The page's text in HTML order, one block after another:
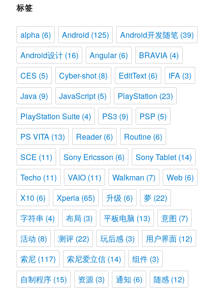
标签
alpha (6) Android (125) Android开发随笔 (39)
Android设计 (16) Angular(6) BRAVIA (4)
CES (5) Cyber-shot (8) EditText (6) IFA (3)
Java (9) JavaScript (5) PlayStation (23)
PlayStation Suite (4) PS3 (9) PSP (5)
PS VITA (13) Reader(6) Routine (6)
SCE (11) Sony Ericsson (6) Sony Tablet (14)
Techo (11) VAIO (11) Walkman (7) Web (6)
X10 (6) Xperia (65) 升级 (6) 夢 (22)
字符串 (4) 布局 (3) 平板电脑 (13) 意图 (7)
活动 (8) 测评 (22) 玩后感 (3) 用户界面 (12)
索尼 (117) 索尼爱立信 (14) 组件 (3)
自制程序 (15) 资源 (3) 通知 (6) 随感 (12)